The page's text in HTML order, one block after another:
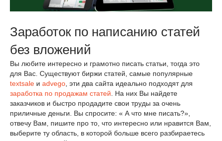
Заработок по написанию статей
без вложений
Вы любите интересно и грамотно писать статьи, тогда это
для Вас. Существуют биржи статей, самые популярные
textsale и advego , эти два сайта идеально подходят для
заработка по продажам статей . На них Вы найдете
заказчиков и быстро продадите свои труды за очень
приличные деньги. Вы спросите: « А что мне писать?»,
отвечу Вам, пишите про то, что интересно или нравится Вам,
выберите ту область, в которой больше всего разбираетесь